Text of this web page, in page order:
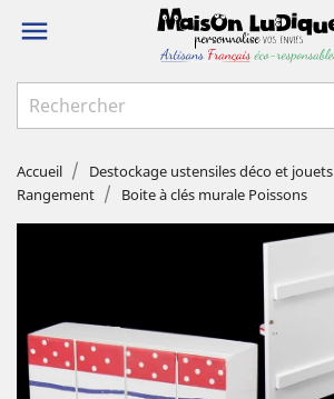

Accueil Destockage ustensiles déco et jouets
Rangement
Boite à clés murale Poissons